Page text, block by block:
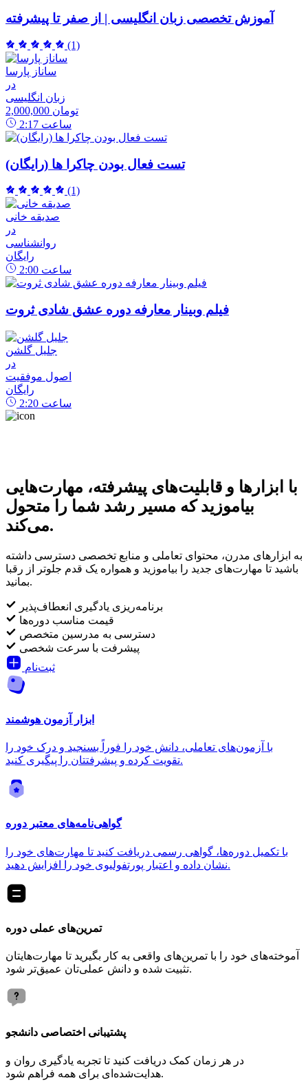
آموزش تخصصی زبان انگلیسی | از صفر تا پیشرفته
(1)
ساناز پارسا
در
زبان انگلیسی
2,000,000 تومان
2:17 ساعت
تست فعال بودن چاکرا ها (رایگان)
(1)
صدیقه خانی
در
روانشناسی
رایگان
2:00 ساعت
فیلم وبینار معارفه دوره عشق شادی ثروت
جلیل گلشن
در
اصول موفقیت
رایگان
2:20 ساعت
با ابزارها و قابلیت‌های پیشرفته، مهارت‌هایی
بیاموزید که مسیر رشد شما را متحول
می‌کند.
به ابزارهای مدرن، محتوای تعاملی و منابع تخصصی دسترسی داشته
باشید تا مهارت‌های جدید را بیاموزید و همواره یک قدم جلوتر از رقبا
بمانید.
برنامه‌ریزی یادگیری انعطاف‌پذیر
قیمت مناسب دوره‌ها
دسترسی به مدرسین متخصص
پیشرفت با سرعت شخصی
ثبت‌نام
ابزار آزمون هوشمند
با آزمون‌های تعاملی، دانش خود را فوراً بسنجید و درک خود را
تقویت کرده و پیشرفتتان را پیگیری کنید.
گواهی‌نامه‌های معتبر دوره
با تکمیل دوره‌ها، گواهی رسمی دریافت کنید تا مهارت‌های خود را
نشان داده و اعتبار پورتفولیوی خود را افزایش دهید.
تمرین‌های عملی دوره
آموخته‌های خود را با تمرین‌های واقعی به کار بگیرید تا مهارت‌هایتان
تثبیت شده و دانش عملی‌تان عمیق‌تر شود.
پشتیبانی اختصاصی دانشجو
در هر زمان کمک دریافت کنید تا تجربه یادگیری روان و
هدایت‌شده‌ای برای همه فراهم شود.